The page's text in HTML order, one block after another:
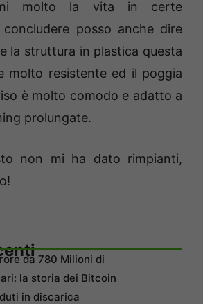
molto la vita in certe
concludere posso anche dire
la struttura in plastica questa
molto resistente ed il poggia
è molto comodo e adatto a
prolungate.
non mi ha dato rimpianti,
da 780 Milioni di
la storia dei Bitcoin
in discarica